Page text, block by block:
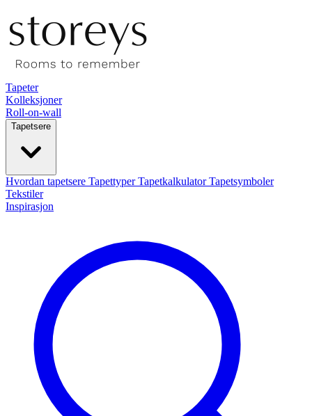
Tapeter
Kolleksjoner
Roll-on-wall
Tapetsere
Hvordan tapetsere TapettyperTapetkalkulatorTapetsymboler
Tekstiler
Inspirasjon